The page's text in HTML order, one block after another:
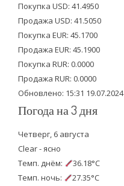
t
e
r
b
o
o
k
u
b
e
Покупка USD: 41.4950
Продажа USD: 41.5050
Покупка EUR: 45.1700
Продажа EUR: 45.1900
Покупка RUR: 0.0000
Продажа RUR: 0.0000
Обновлено: 15:31 19.07.2024
Погода на 3 дня
Четверг, 6 августа
Clear - ясно
Темп. днём:
36.18°C
Темп. ночь:
27.35°C